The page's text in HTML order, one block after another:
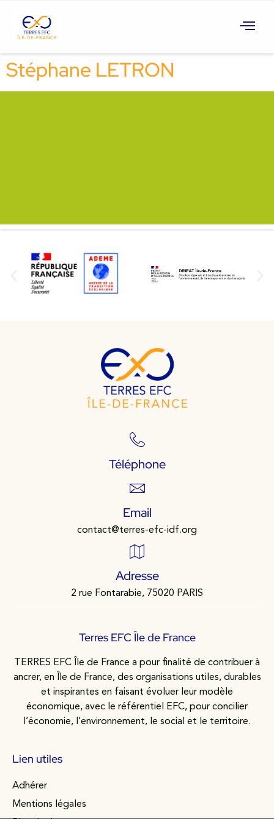
Stéphane LETRON
Téléphone
Email
contact@terres-efc-idf.org
Adresse
2 rue Fontarabie, 75020 PARIS
Terres EFC Île de France
TERRES EFC Île de France a pour finalité de contribuer à
ancrer, en Île de France, des organisations utiles, durables
et inspirantes en faisant évoluer leur modèle
économique, avec le référentiel EFC, pour concilier
l’économie, l’environnement, le social et le territoire.
Lien utiles
Adhérer
Mentions légales